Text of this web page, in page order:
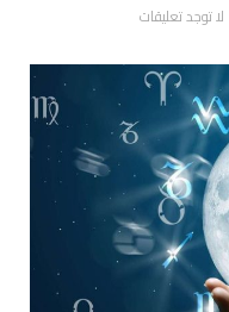
لا توجد تعليقات